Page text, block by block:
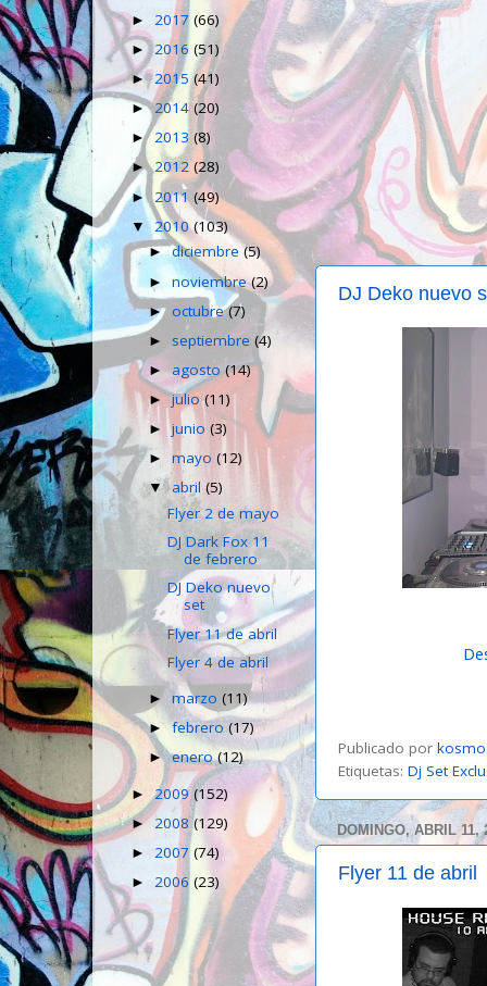
DJ Deko nuevo
Publicado por
Etiquetas: Dj Set
DOMINGO, ABRIL 11,
Flyer 11 de abril
► 2017 (66)
► 2016 (51)
►2015(41)
►2014 (20)
► 2013 (8)
►2012(28)
►2011 (49)
▼ 2010(103)
►diciembre(5)
►noviembre(2)
►octubre(7)
► septiembre(4)
►agosto(14)
►julio(11)
►junio(3)
►mayo(12)
▼abril(5)
Flyer 2 de mayo
DJ Dark Fox 11
de febrero
DJ Deko nuevo
set
Flyer 11 de abril
Flyer 4 de abril
►marzo(11)
►febrero(17)
►enero(12)
►2009(152)
► 2008(129)
► 2007(74)
► 2006 (23)